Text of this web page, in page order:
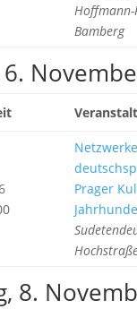
Hoffmann-
Bamberg
6.
Netzwerke
Prager
8.